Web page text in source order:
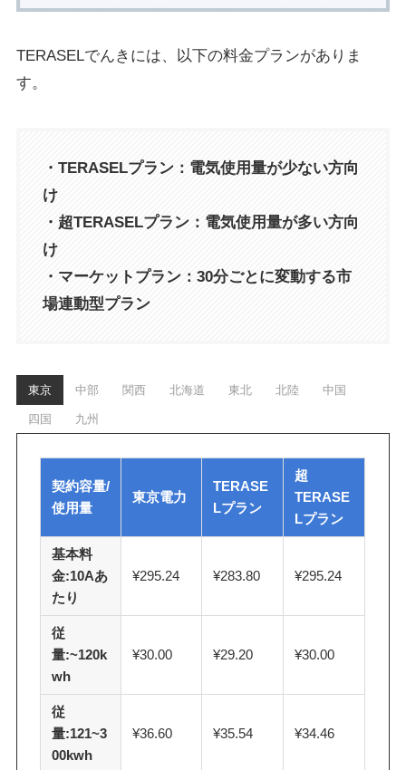
TERASELでんきには、以下の料金プランがありま
す。
・TERASELプラン：電気使用量が少ない方向
け
・超TERASELプラン：電気使用量が多い方向
け
・マーケットプラン：30分ごとに変動する市
場連動型プラン
東京 中部 関西 北海道 東北 北陸 中国
四国 九州
契約容量/
使用量
東京電力
TERASE
Lプラン
超
TERASE
Lプラン
基本料
金:10Aあ
たり
¥295.24 ¥283.80 ¥295.24
従
量:~120k
wh
¥30.00 ¥29.20 ¥30.00
従
量:121~3
00kwh
¥36.60 ¥35.54 ¥34.46